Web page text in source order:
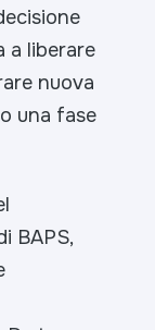
a liberare
nuova
una fase
BAPS,